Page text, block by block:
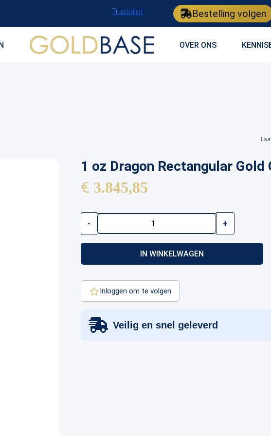
Trustpilot Bestelling volgen
OVER ONS
1 oz Dragon Rectangular Gold
€ 3.845,85
-
1
Dragon
Rectangular
Coin
2026
aantal
+
IN WINKELWAGEN
Inloggen om te volgen
Veilig en snel geleverd